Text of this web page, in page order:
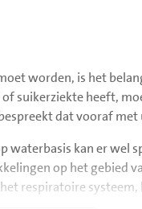
worden, is het
suikerziekte heeft,
dat vooraf met
kan er wel
op het gebied
respiratoire